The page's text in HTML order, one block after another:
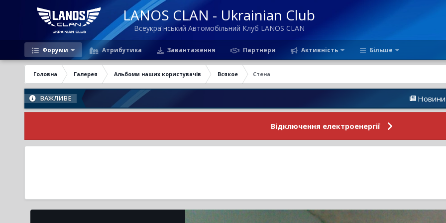
LANOS CLAN - Ukrainian Club
Всеукраїнський Автомобільний Клуб LANOS CLAN
Форуми Атрибутика Завантаження Партнери Активність Більше
Головна Галерея Альбоми наших користувачів Всякое Стена
ВАЖЛИВЕ Новини Форуму
Відключення електроенергії